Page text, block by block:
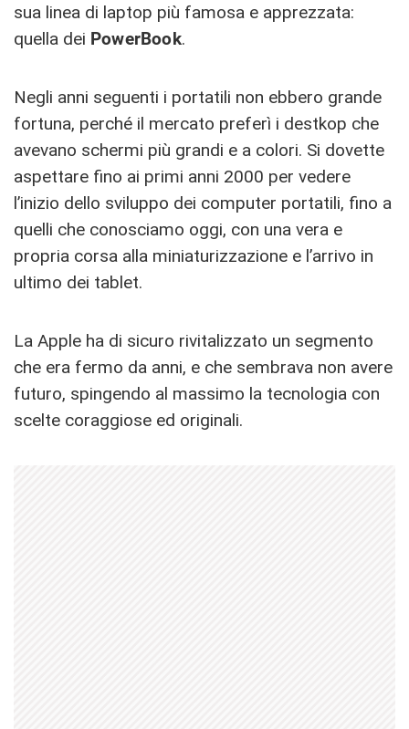
sua linea di laptop più famosa e apprezzata:
quella dei PowerBook.
Negli anni seguenti i portatili non ebbero grande
fortuna, perché il mercato preferì i destkop che
avevano schermi più grandi e a colori. Si dovette
aspettare fino ai primi anni 2000 per vedere
l’inizio dello sviluppo dei computer portatili, fino a
quelli che conosciamo oggi, con una vera e
propria corsa alla miniaturizzazione e l’arrivo in
ultimo dei tablet.
La Apple ha di sicuro rivitalizzato un segmento
che era fermo da anni, e che sembrava non avere
futuro, spingendo al massimo la tecnologia con
scelte coraggiose ed originali.